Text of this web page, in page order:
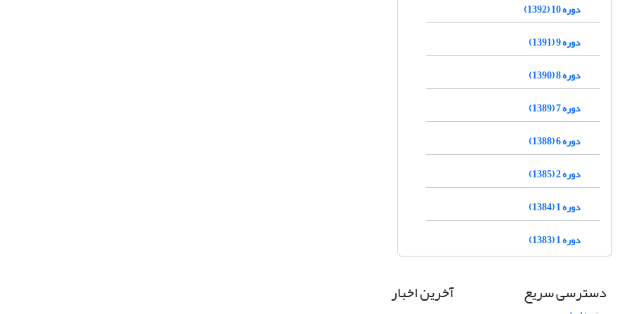
دوره 10 (1392)
دوره 9 (1391)
دوره 8 (1390)
دوره 7 (1389)
دوره 6 (1388)
دوره 2 (1385)
دوره 1 (1384)
دوره 1 (1383)
دسترسی سریع آخرین اخبار